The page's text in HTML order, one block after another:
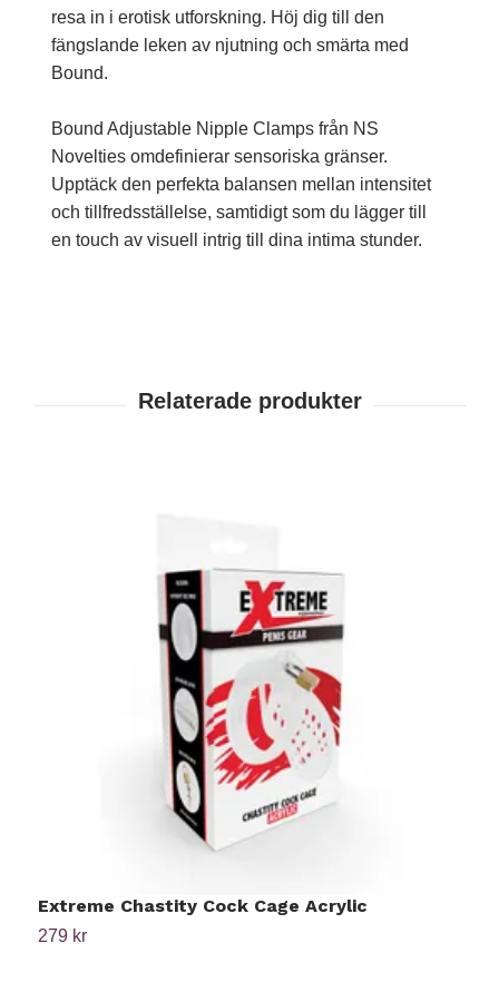
resa in i erotisk utforskning. Höj dig till den
fängslande leken av njutning och smärta med
Bound.
Bound Adjustable Nipple Clamps från NS
Novelties omdefinierar sensoriska gränser.
Upptäck den perfekta balansen mellan intensitet
och tillfredsställelse, samtidigt som du lägger till
en touch av visuell intrig till dina intima stunder.
Extreme Chastity Cock Cage Acrylic
279 kr